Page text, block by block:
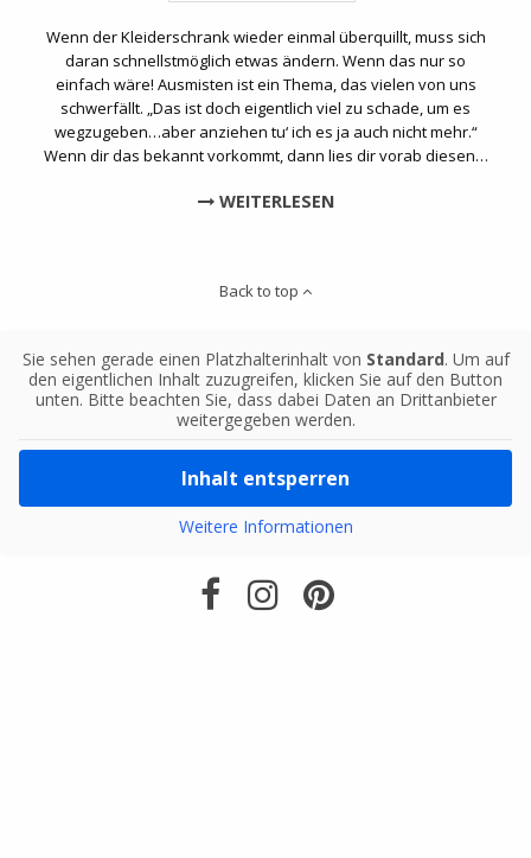
Wenn der Kleiderschrank wieder einmal überquillt, muss sich
daran schnellstmöglich etwas ändern. Wenn das nur so
einfach wäre! Ausmisten ist ein Thema, das vielen von uns
schwerfällt. „Das ist doch eigentlich viel zu schade, um es
wegzugeben…aber anziehen tu‘ ich es ja auch nicht mehr.“
Wenn dir das bekannt vorkommt, dann lies dir vorab diesen…
WEITERLESEN
Back to top
Sie sehen gerade einen Platzhalterinhalt von Standard. Um auf
den eigentlichen Inhalt zuzugreifen, klicken Sie auf den Button
unten. Bitte beachten Sie, dass dabei Daten an Drittanbieter
weitergegeben werden.
Inhalt entsperren
Weitere Informationen